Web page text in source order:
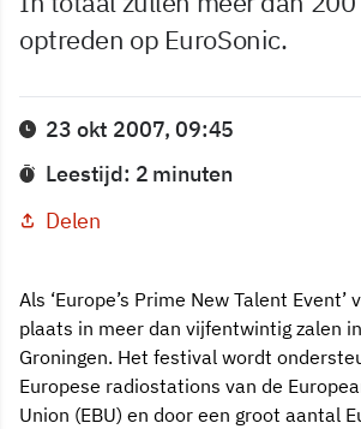
optreden op EuroSonic.
23 okt 2007, 09:45
Leestijd: 2 minuten
Delen
Als ‘Europe’s Prime New Talent Event’
plaats in meer dan vijfentwintig zalen
Groningen. Het festival wordt
Europese radiostations van de
Union (EBU) en door een groot aantal